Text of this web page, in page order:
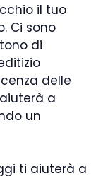
il tuo
Ci sono
di
delle
a
un
ti aiuterà a